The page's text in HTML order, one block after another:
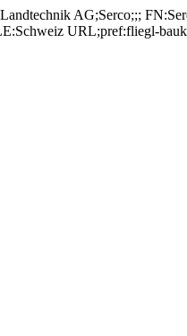
AG;Serco;;;
URL;pref:fliegl-